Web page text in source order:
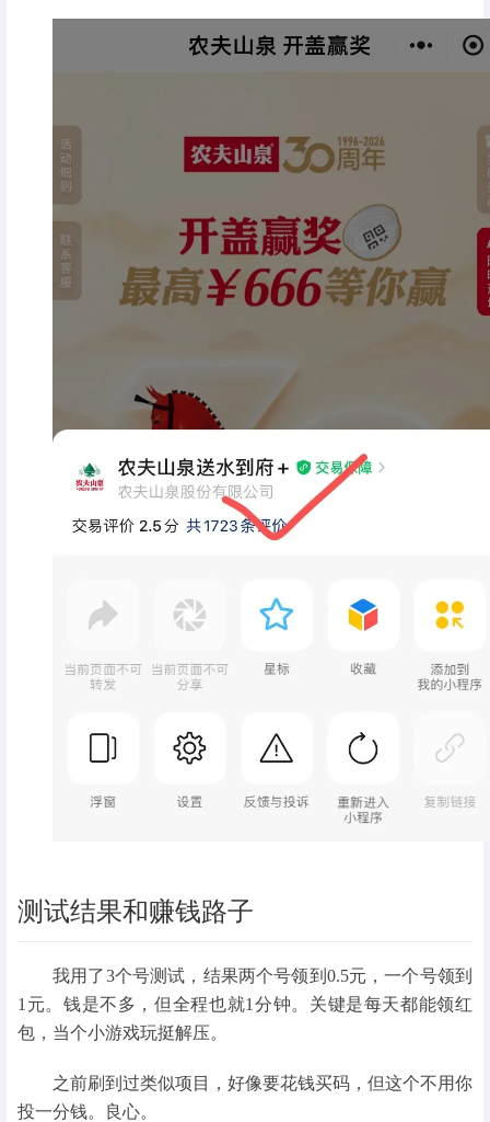
测试结果和赚钱路子
我用了3个号测试，结果两个号领到0.5元，一个号领到
1元。钱是不多，但全程也就1分钟。关键是每天都能领红
包，当个小游戏玩挺解压。
之前刷到过类似项目，好像要花钱买码，但这个不用你
投一分钱。良心。